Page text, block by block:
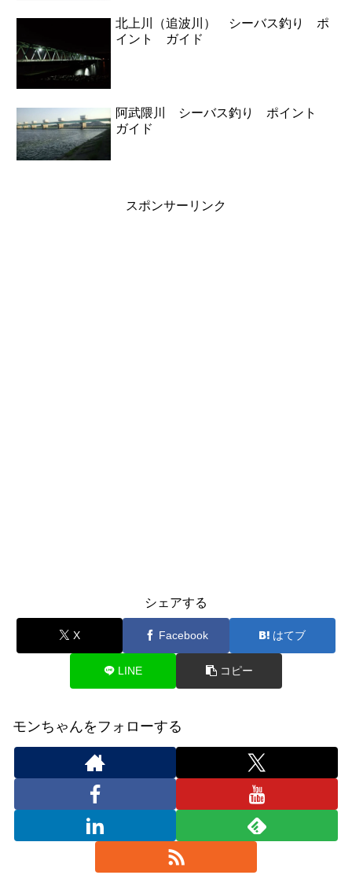
北上川（追波川） シーバス釣り ポ
イント ガイド
阿武隈川 シーバス釣り ポイント
ガイド
スポンサーリンク
シェアする
X Facebook はてブ
LINE コピー
モンちゃんをフォローする